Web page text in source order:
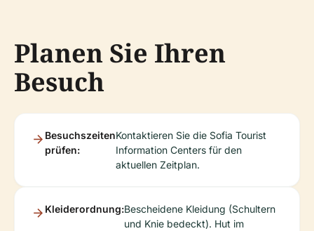
Planen Sie Ihren
Besuch
Besuchszeiten
prüfen:
Kontaktieren Sie die Sofia Tourist
Information Centers für den
aktuellen Zeitplan.
Kleiderordnung:Bescheidene Kleidung (Schultern
und Knie bedeckt). Hut im